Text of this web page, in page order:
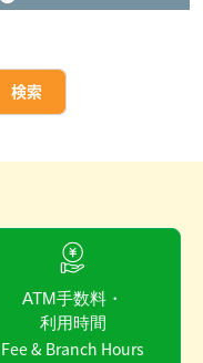
ATM手数料・
利用時間